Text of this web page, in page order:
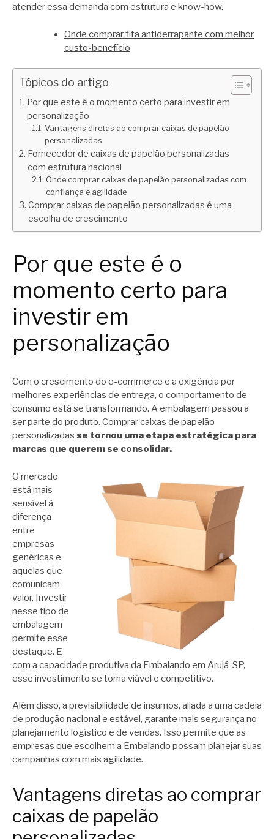
atender essa demanda com estrutura e know-how.
Onde comprar fita antiderrapante com melhor
custo-benefício
Tópicos do artigo
Por que este é o momento certo para investir em
personalização
Vantagens diretas ao comprar caixas de papelão
personalizadas
Fornecedor de caixas de papelão personalizadas
com estrutura nacional
Onde comprar caixas de papelão personalizadas com
confiança e agilidade
Comprar caixas de papelão personalizadas é uma
escolha de crescimento
Por que este é o
momento certo para
investir em
personalização
Com o crescimento do e-commerce e a exigência por
melhores experiências de entrega, o comportamento de
consumo está se transformando. A embalagem passou a
ser parte do produto. Comprar caixas de papelão
personalizadas se tornou uma etapa estratégica para
marcas que querem se consolidar.
O mercado
está mais
sensível à
diferença
entre
empresas
genéricas e
aquelas que
comunicam
valor. Investir
nesse tipo de
embalagem
permite esse
destaque. E
com a capacidade produtiva da Embalando em Arujá-SP,
esse investimento se torna viável e competitivo.
Além disso, a previsibilidade de insumos, aliada a uma cadeia
de produção nacional e estável, garante mais segurança no
planejamento logístico e de vendas. Isso permite que as
empresas que escolhem a Embalando possam planejar suas
campanhas com mais agilidade.
Vantagens diretas ao comprar
caixas de papelão